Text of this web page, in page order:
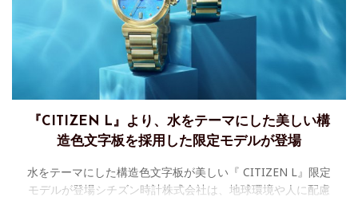
『CITIZEN L』より、水をテーマにした美しい構
造色文字板を採用した限定モデルが登場
水をテーマにした構造色文字板が美しい『 CITIZEN L』限定
モデルが登場シチズン時計株式会社は、地球環境や人に配慮